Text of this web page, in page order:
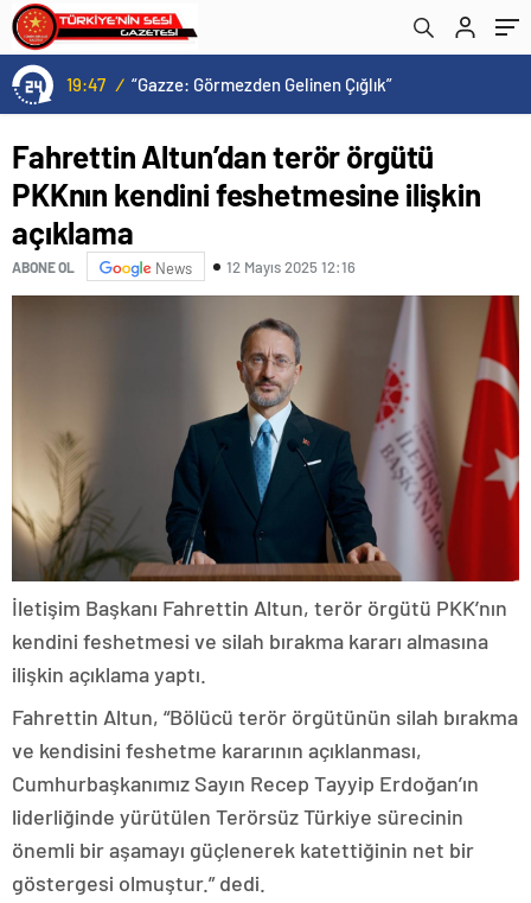
19:47 / “Gazze: Görmezden Gelinen Çığlık”
Fahrettin Altun’dan terör örgütü
PKKnın kendini feshetmesine ilişkin
açıklama
ABONE OL News 12 Mayıs 2025 12:16
İletişim Başkanı Fahrettin Altun, terör örgütü PKK’nın
kendini feshetmesi ve silah bırakma kararı almasına
ilişkin açıklama yaptı.
Fahrettin Altun, “Bölücü terör örgütünün silah bırakma
ve kendisini feshetme kararının açıklanması,
Cumhurbaşkanımız Sayın Recep Tayyip Erdoğan’ın
liderliğinde yürütülen Terörsüz Türkiye sürecinin
önemli bir aşamayı güçlenerek katettiğinin net bir
göstergesi olmuştur.” dedi.